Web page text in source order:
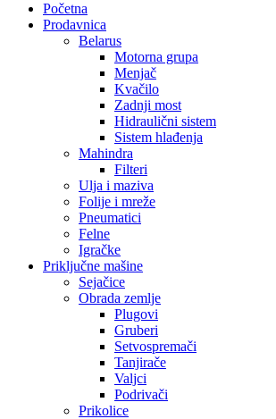
Početna
Prodavnica
Belarus
Motorna grupa
Menjač
Kvačilo
Zadnji most
Hidraulični sistem
Sistem hlađenja
Mahindra
Filteri
Ulja i maziva
Folije i mreže
Pneumatici
Felne
Igračke
Priključne mašine
Sejačice
Obrada zemlje
Plugovi
Gruberi
Setvospremači
Tanjirače
Valjci
Podrivači
Prikolice